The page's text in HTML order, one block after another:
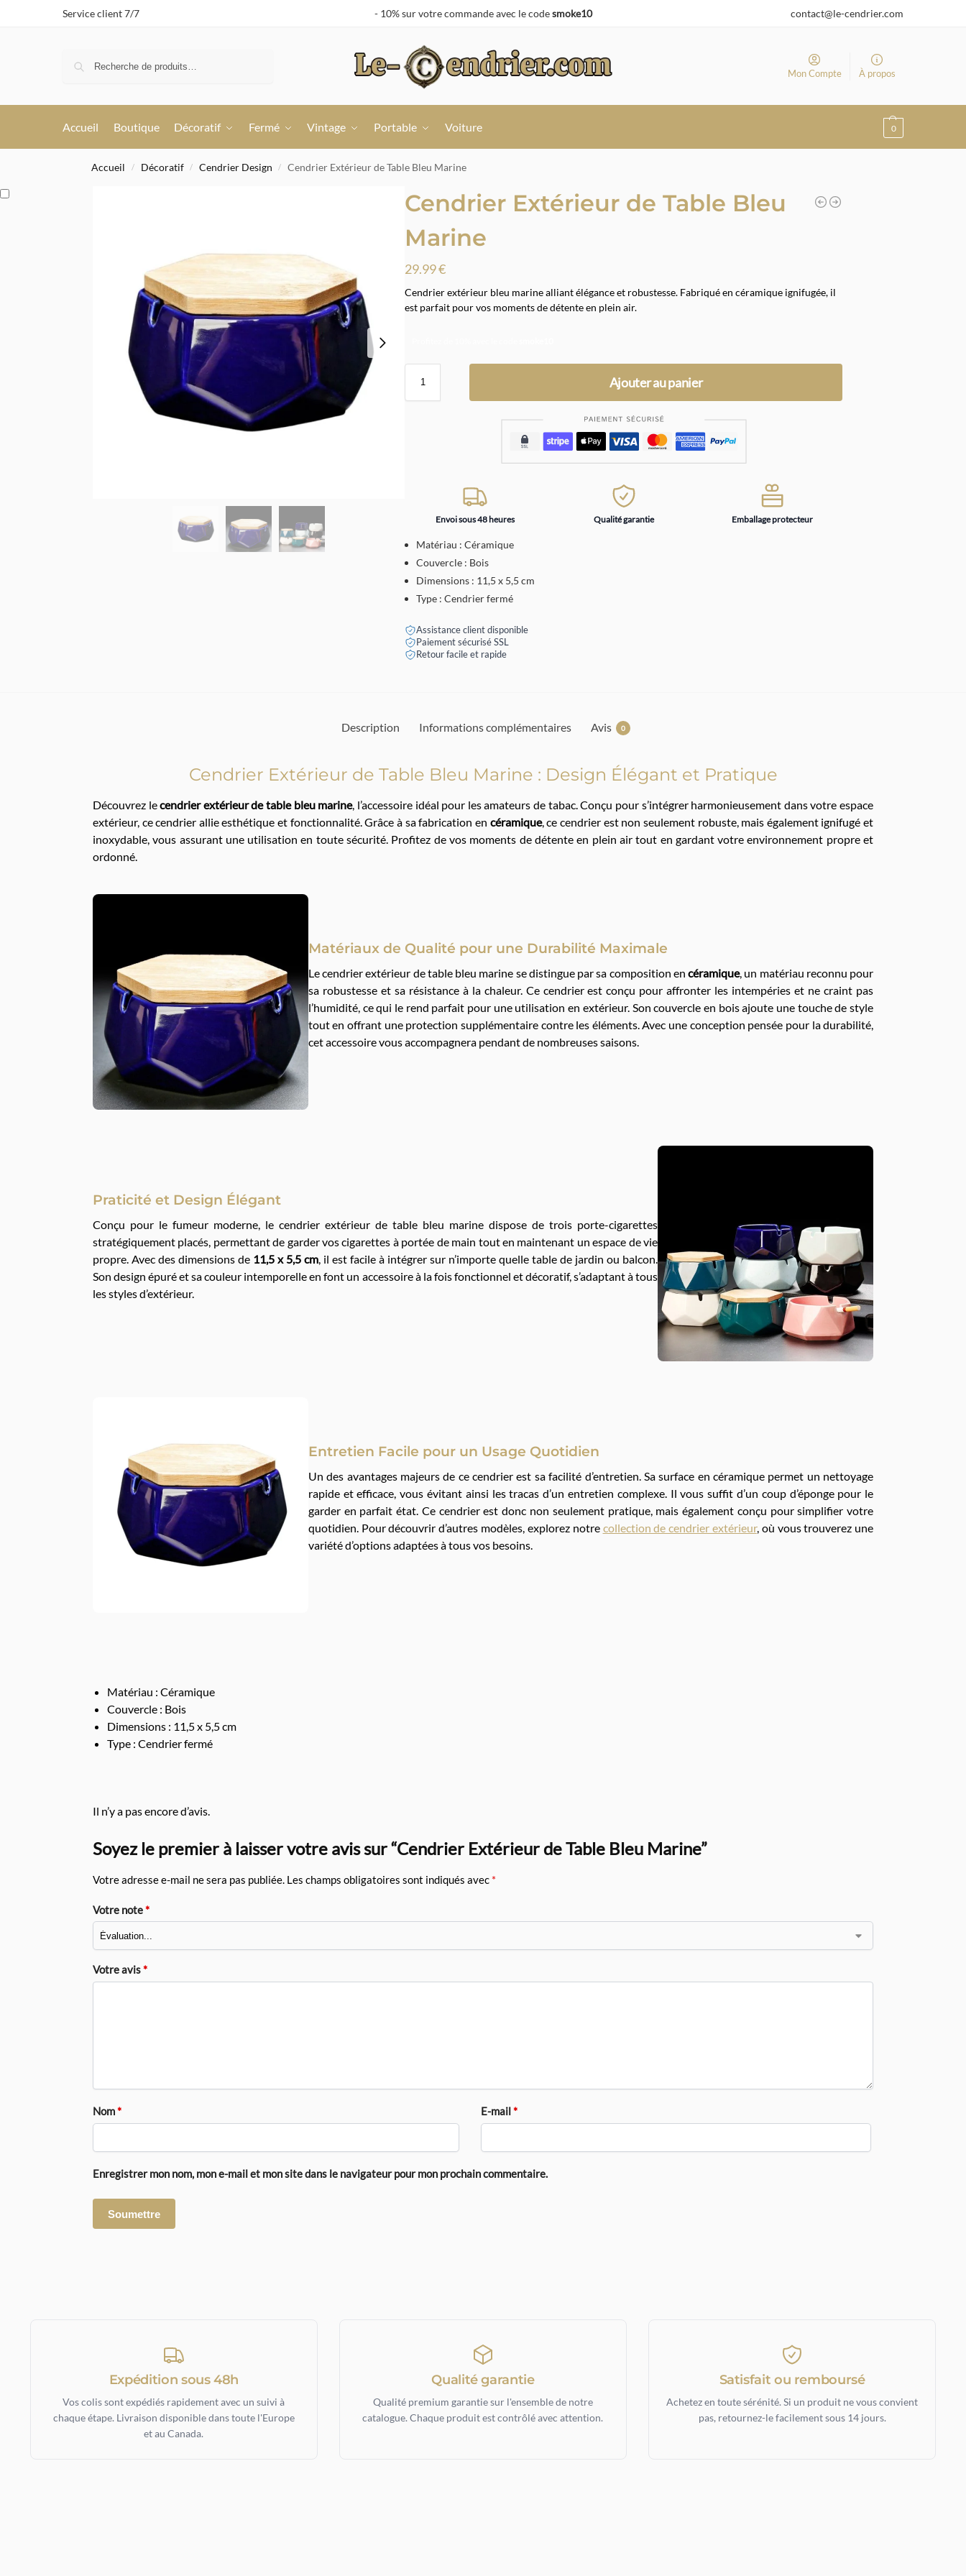
Service client 7/7 - 10% sur votre commande avec le codesmoke10 contact@le-cendrier.com
Mon Compte À propos
Accueil Boutique Décoratif Fermé Vintage Portable Voiture 0
Accueil / Décoratif / Cendrier Design / Cendrier Extérieur de Table Bleu Marine
Cendrier Extérieur de Table Bleu
Marine
29.99€
Cendrier extérieur bleu marine alliant élégance et robustesse. Fabriqué en céramique ignifugée, il
est parfait pour vos moments de détente en plein air.
Ajouter au panier
Envoi sous 48 heures Qualité garantie Emballage protecteur
Matériau : Céramique
Couvercle : Bois
Dimensions : 11,5 x 5,5 cm
Type : Cendrier fermé
Assistance client disponible
Paiement sécurisé SSL
Retour facile et rapide
Description Informations complémentaires Avis 0
Cendrier Extérieur de Table Bleu Marine : Design Élégant et Pratique
Découvrez lecendrier extérieur de table bleu marine, l’accessoire idéal pour les amateurs de tabac. Conçu pour s’intégrer harmonieusement dans votre espace
extérieur, ce cendrier allie esthétique et fonctionnalité. Grâce à sa fabrication en céramique, ce cendrier est non seulement robuste, mais également ignifugé et
inoxydable, vous assurant une utilisation en toute sécurité. Profitez de vos moments de détente en plein air tout en gardant votre environnement propre et
ordonné.
Matériaux de Qualité pour une Durabilité Maximale
Le cendrier extérieur de table bleu marine se distingue par sa composition encéramique, un matériau reconnu pour
sa robustesse et sa résistance à la chaleur. Ce cendrier est conçu pour affronter les intempéries et ne craint pas
l’humidité, ce qui le rend parfait pour une utilisation en extérieur. Son couvercle en bois ajoute une touche de style
tout en offrant une protection supplémentaire contre les éléments. Avec une conception pensée pour la durabilité,
cet accessoire vous accompagnera pendant de nombreuses saisons.
Praticité et Design Élégant
Conçu pour le fumeur moderne, le cendrier extérieur de table bleu marine dispose de trois porte-cigarettes
stratégiquement placés, permettant de garder vos cigarettes à portée de main tout en maintenant un espace de vie
propre. Avec des dimensions de 11,5 x 5,5 cm, il est facile à intégrer sur n’importe quelle table de jardin ou balcon.
Son design épuré et sa couleur intemporelle en font un accessoire à la fois fonctionnel et décoratif, s’adaptant à tous
les styles d’extérieur.
Entretien Facile pour un Usage Quotidien
Un des avantages majeurs de ce cendrier est sa facilité d’entretien. Sa surface en céramique permet un nettoyage
rapide et efficace, vous évitant ainsi les tracas d’un entretien complexe. Il vous suffit d’un coup d’éponge pour le
garder en parfait état. Ce cendrier est donc non seulement pratique, mais également conçu pour simplifier votre
quotidien. Pour découvrir d’autres modèles, explorez notre collection de cendrier extérieur, où vous trouverez une
variété d’options adaptées à tous vos besoins.
Matériau : Céramique
Couvercle : Bois
Dimensions : 11,5 x 5,5 cm
Type : Cendrier fermé
Il n’y a pas encore d’avis.
Soyez le premier à laisser votre avis sur “Cendrier Extérieur de Table Bleu Marine”
Votre adresse e-mail ne sera pas publiée. Les champs obligatoires sont indiqués avec *
Votre note*
Votre avis*
Nom* E-mail*
Enregistrer mon nom, mon e-mail et mon site dans le navigateur pour mon prochain commentaire.
Expédition sous 48h
Vos colis sont expédiés rapidement avec un suivi à
chaque étape. Livraison disponible dans toute l'Europe
et au Canada.
Qualité garantie
Qualité premium garantie sur l'ensemble de notre
catalogue. Chaque produit est contrôlé avec attention.
Satisfait ou remboursé
Achetez en toute sérénité. Si un produit ne vous convient
pas, retournez-le facilement sous 14 jours.